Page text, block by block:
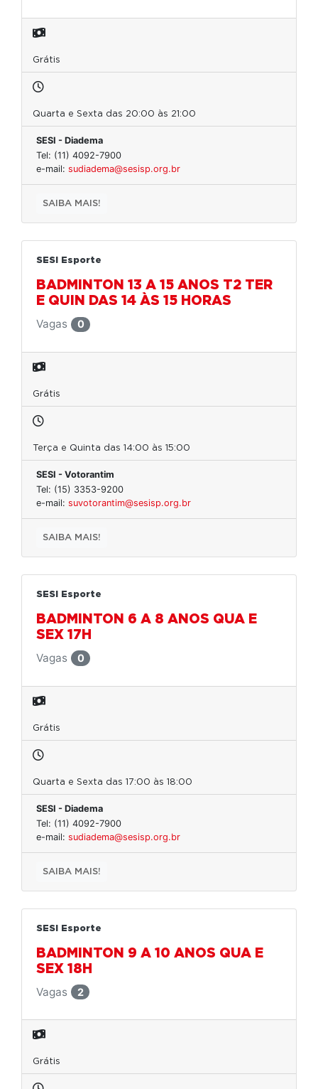
Grátis
Quarta e Sexta das 20:00 às 21:00
SESI - Diadema
Tel: (11) 4092-7900
e-mail: sudiadema@sesisp.org.br
SAIBA MAIS!
SESI Esporte
BADMINTON 13 A 15 ANOS T2 TER
E QUIN DAS 14 ÀS 15 HORAS
Vagas
0
Grátis
Terça e Quinta das 14:00 às 15:00
SESI - Votorantim
Tel: (15) 3353-9200
e-mail: suvotorantim@sesisp.org.br
SAIBA MAIS!
SESI Esporte
BADMINTON 6 A 8 ANOS QUA E
SEX 17H
Vagas
0
Grátis
Quarta e Sexta das 17:00 às 18:00
SESI - Diadema
Tel: (11) 4092-7900
e-mail: sudiadema@sesisp.org.br
SAIBA MAIS!
SESI Esporte
BADMINTON 9 A 10 ANOS QUA E
SEX 18H
Vagas
2
Grátis